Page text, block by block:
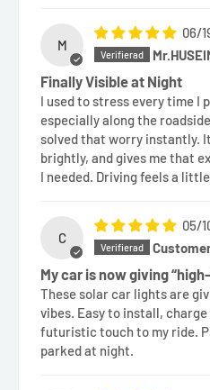
M
06/
Finally Visible at Night
I used to stress every time I
especially along the
solved that worry instantly.
brightly, and gives me that
I needed. Driving feels a
C
05/
My car is now giving
These solar car lights are
vibes. Easy to install,
futuristic touch to my ride.
parked at night.